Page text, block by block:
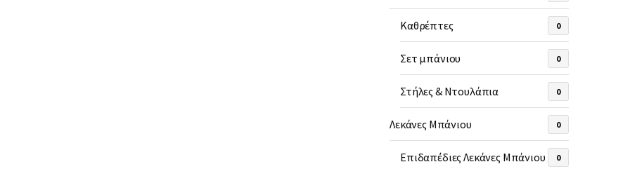
Καθρέπτες 0
Σετ μπάνιου 0
Στήλες & Ντουλάπια 0
Λεκάνες Μπάνιου 0
Επιδαπέδιες Λεκάνες Μπάνιου 0